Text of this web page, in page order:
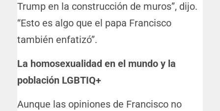
Trump en la construcción de muros”, dijo.
“Esto es algo que el papa Francisco
también enfatizó”.
La homosexualidad en el mundo y la
población LGBTIQ+
Aunque las opiniones de Francisco no